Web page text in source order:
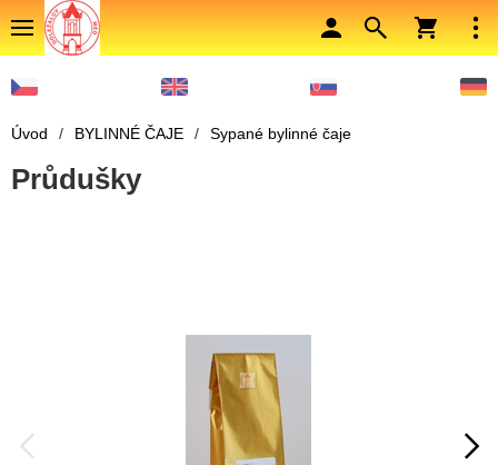
Úvod / BYLINNÉ ČAJE / Sypané bylinné čaje
Průdušky